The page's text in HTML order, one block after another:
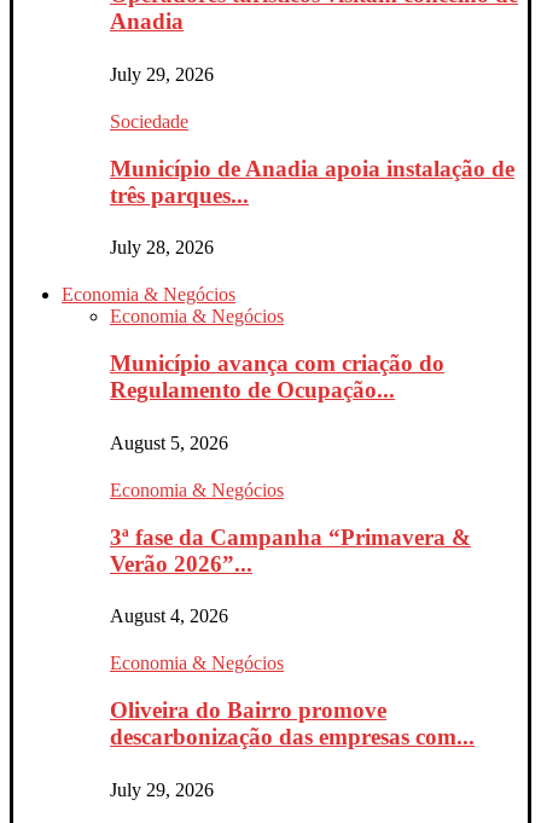
Anadia
July 29, 2026
Sociedade
Município de Anadia apoia instalação de
três parques...
July 28, 2026
Economia & Negócios
Economia & Negócios
Município avança com criação do
Regulamento de Ocupação...
August 5, 2026
Economia & Negócios
3ª fase da Campanha “Primavera &
Verão 2026”...
August 4, 2026
Economia & Negócios
Oliveira do Bairro promove
descarbonização das empresas com...
July 29, 2026